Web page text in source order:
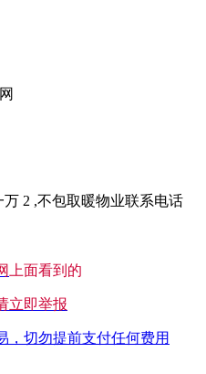
2 ,不包取暖物业联系电话
上面看到的
立即举报
，切勿提前支付任何费用